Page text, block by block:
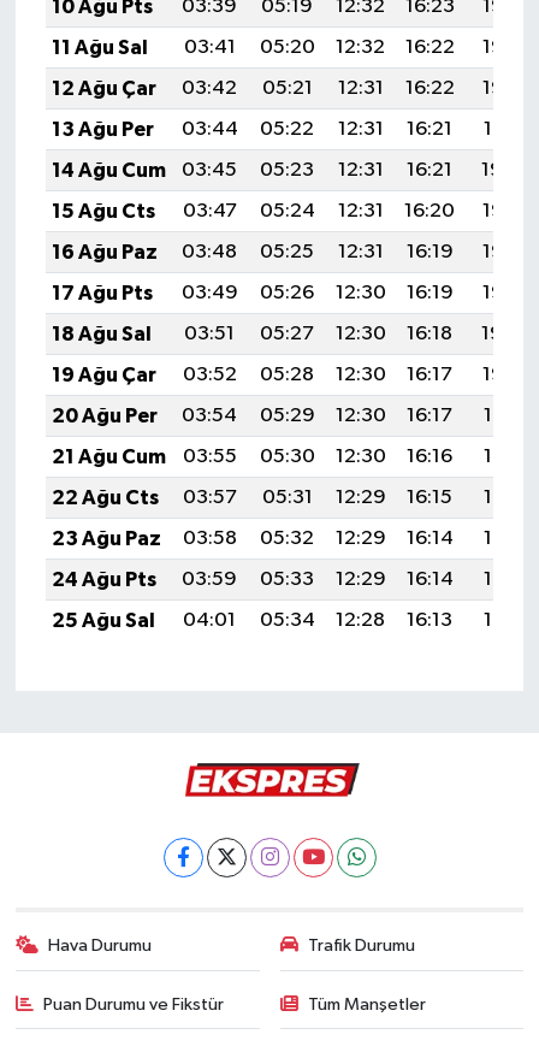
10 Ağu Pts
03:39 05:19 12:32 16:23
19:35
11 Ağu Sal
03:41 05:20 12:32 16:22
19:33
12 Ağu Çar
03:42 05:21 12:31 16:22
19:32
13 Ağu Per
03:44 05:22 12:31 16:21
19:31
14 Ağu Cum
03:45 05:23 12:31 16:21
19:29
15 Ağu Cts
03:47 05:24 12:31 16:20
19:28
16 Ağu Paz
03:48 05:25 12:31 16:19
19:27
17 Ağu Pts
03:49 05:26 12:30 16:19
19:25
18 Ağu Sal
03:51 05:27 12:30 16:18
19:24
19 Ağu Çar
03:52 05:28 12:30 16:17
19:22
20 Ağu Per
03:54 05:29 12:30 16:17
19:21
21 Ağu Cum
03:55 05:30 12:30 16:16
19:19
22 Ağu Cts
03:57 05:31 12:29 16:15
19:18
23 Ağu Paz
03:58 05:32 12:29 16:14
19:16
24 Ağu Pts
03:59 05:33 12:29 16:14
19:15
25 Ağu Sal
04:01 05:34 12:28 16:13 19:13
Hava Durumu Trafik Durumu
Puan Durumu ve Fikstür Tüm Manşetler
Video Galeri
Yaşam
Yemek Tarifleri